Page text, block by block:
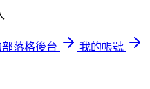
落格後台
我的帳號